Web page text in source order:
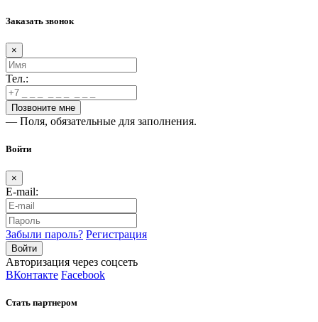
Заказать звонок
×
Тел.:
— Поля, обязательные для заполнения.
Войти
×
E-mail:
Забыли пароль? Регистрация
Авторизация через соцсеть
ВКонтакте Facebook
Стать партнером